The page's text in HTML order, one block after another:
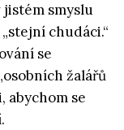
smyslu
chudáci.“
se
žalářů
abychom se